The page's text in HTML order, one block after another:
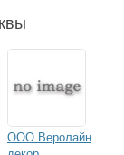
ООО Веролайн